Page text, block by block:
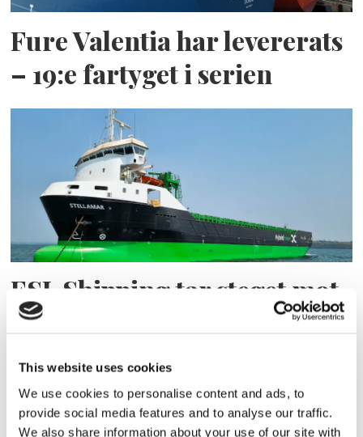
This website uses cookies
We use cookies to personalise content and ads, to
provide social media features and to analyse our traffic.
We also share information about your use of our site with
Fure Valentia har levererats
– 19:e fartyget i serien
ESL Shipping tar steget mot
egen börsnotering